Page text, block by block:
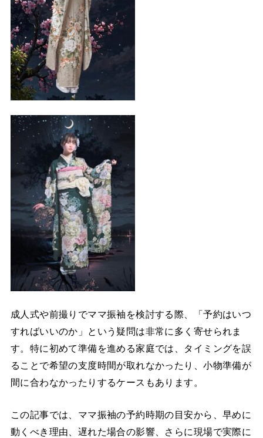
成人式や前撮りでママ振袖を検討する際、「予約はいつ
すればいいのか」という疑問は非常に多く寄せられま
す。特に初めて準備を進める家庭では、タイミングを誤
ることで希望の支度時間が取れなかったり、小物準備が
間に合わなかったりするケースもあります。
この記事では、ママ振袖の予約時期の目安から、早めに
動くべき理由、遅れた場合の影響、さらに現場で実際に